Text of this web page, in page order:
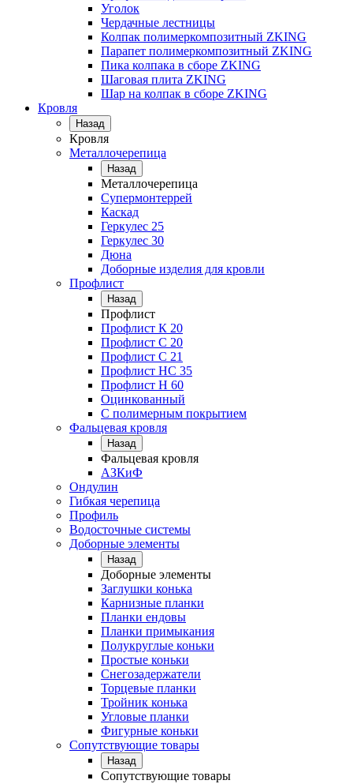
Уголок
Чердачные лестницы
Колпак полимеркомпозитный ZKING
Парапет полимеркомпозитный ZKING
Пика колпака в сборе ZKING
Шаговая плита ZKING
Шар на колпак в сборе ZKING
Кровля
Назад
Кровля
Металлочерепица
Назад
Металлочерепица
Супермонтеррей
Каскад
Геркулес 25
Геркулес 30
Дюна
Доборные изделия для кровли
Профлист
Назад
Профлист
Профлист К 20
Профлист С 20
Профлист C 21
Профлист НС 35
Профлист Н 60
Оцинкованный
С полимерным покрытием
Фальцевая кровля
Назад
Фальцевая кровля
АЗКиФ
Ондулин
Гибкая черепица
Профиль
Водосточные системы
Доборные элементы
Назад
Доборные элементы
Заглушки конька
Карнизные планки
Планки ендовы
Планки примыкания
Полукруглые коньки
Простые коньки
Снегозадержатели
Торцевые планки
Тройник конька
Угловые планки
Фигурные коньки
Сопутствующие товары
Назад
Сопутствующие товары